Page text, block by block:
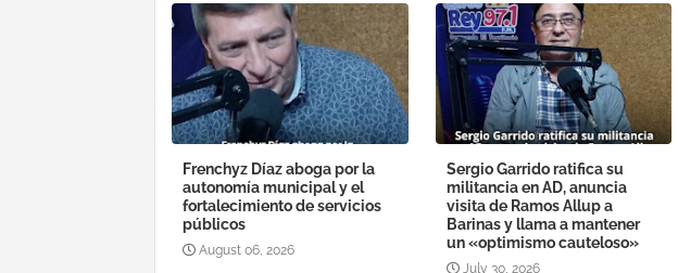
Frenchyz Díaz aboga por la
autonomía municipal y el
fortalecimiento de servicios
públicos
August 06, 2026
Sergio Garrido ratifica su
militancia en AD, anuncia
visita de Ramos Allup a
Barinas y llama a mantener
un «optimismo cauteloso»
July 30, 2026